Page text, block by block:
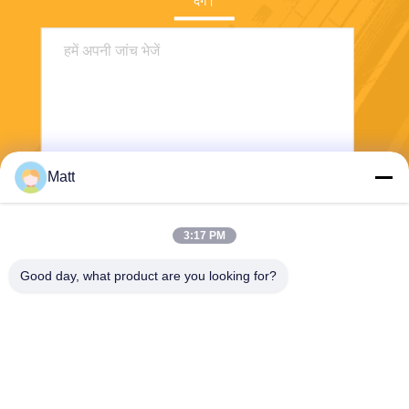
Matt
3:17 PM
Good day, what product are you looking for?